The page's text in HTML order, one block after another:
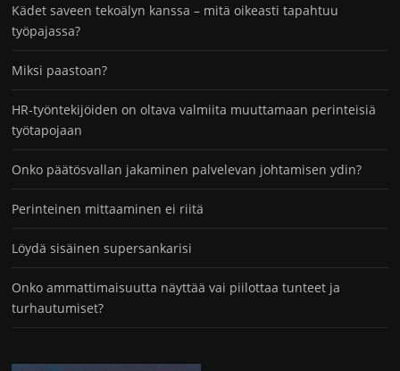
Kädet saveen tekoälyn kanssa – mitä oikeasti tapahtuu
työpajassa?
Miksi paastoan?
HR-työntekijöiden on oltava valmiita muuttamaan perinteisiä
työtapojaan
Onko päätösvallan jakaminen palvelevan johtamisen ydin?
Perinteinen mittaaminen ei riitä
Löydä sisäinen supersankarisi
Onko ammattimaisuutta näyttää vai piilottaa tunteet ja
turhautumiset?